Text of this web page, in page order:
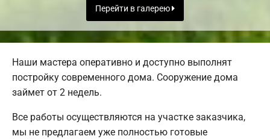
Перейти в галерею
Наши мастера оперативно и доступно выполнят
постройку современного дома. Сооружение дома
займет от 2 недель.
Все работы осуществляются на участке заказчика,
мы не предлагаем уже полностью готовые